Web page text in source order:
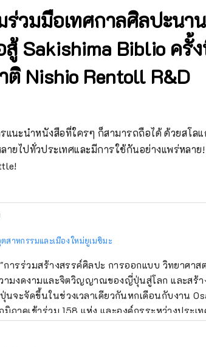
ร่วมมือเทศกาลศิลปะน
สู้ Sakishima Biblio ครั้
ติ Nishio Rentoll R&D
แนะนำหนังสือที่ใครๆ ก็สามารถถือได้ ด้วยสโล
ายไปทั่วประเทศและมีการใช้กันอย่างแพร่หล
าหกรรมและเมืองใหม่ยูเมชิมะ
ารร่วมสร้างสรรค์ศิลปะ การออกแบบ วิทยาศาส
ามงดงามและจิตวิญญาณของญี่ปุ่นสู่โลก และสร้า
จะจัดขึ้นในช่วงเวลาเดียวกันหกเดือนกับงาน
มิภาคเข้าร่วม 158 แห่ง และองค์กรระหว่างประเ
นที่จัดงาน Expo และในเกียวโต โอซาก้า คันไซ แ